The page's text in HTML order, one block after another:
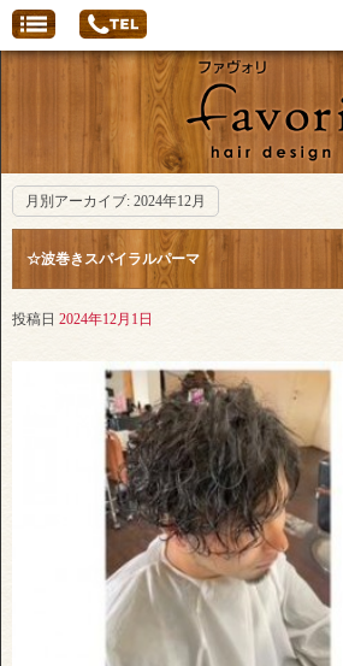
月別アーカイブ: 2024年12月
☆波巻きスパイラルパーマ
投稿日 2024年12月1日